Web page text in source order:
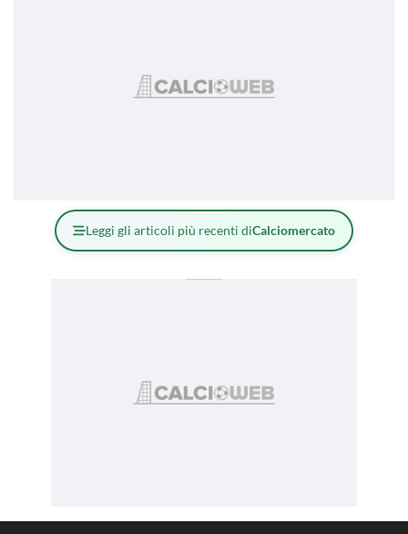
Leggi gli articoli più recenti diCalciomercato